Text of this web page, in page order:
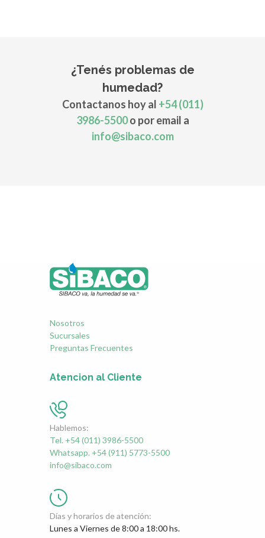
¿Tenés problemas de
humedad?
Contactanos hoy al +54 (011)
3986-5500o por email a
info@sibaco.com
Nosotros
Sucursales
Preguntas Frecuentes
Atencion al Cliente
Hablemos:
Tel. +54 (011) 3986-5500
Whatsapp. +54 (911) 5773-5500
info@sibaco.com
Días y horarios de atención:
Lunes a Viernes de 8:00 a 18:00 hs.